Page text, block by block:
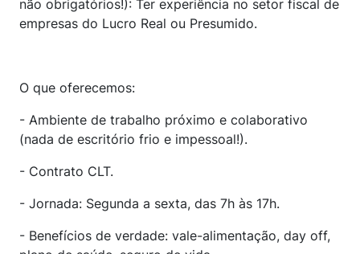
não obrigatórios!): Ter experiência no setor fiscal de
empresas do Lucro Real ou Presumido.
O que oferecemos:
- Ambiente de trabalho próximo e colaborativo
(nada de escritório frio e impessoal!).
- Contrato CLT.
- Jornada: Segunda a sexta, das 7h às 17h.
- Benefícios de verdade: vale-alimentação, day off,